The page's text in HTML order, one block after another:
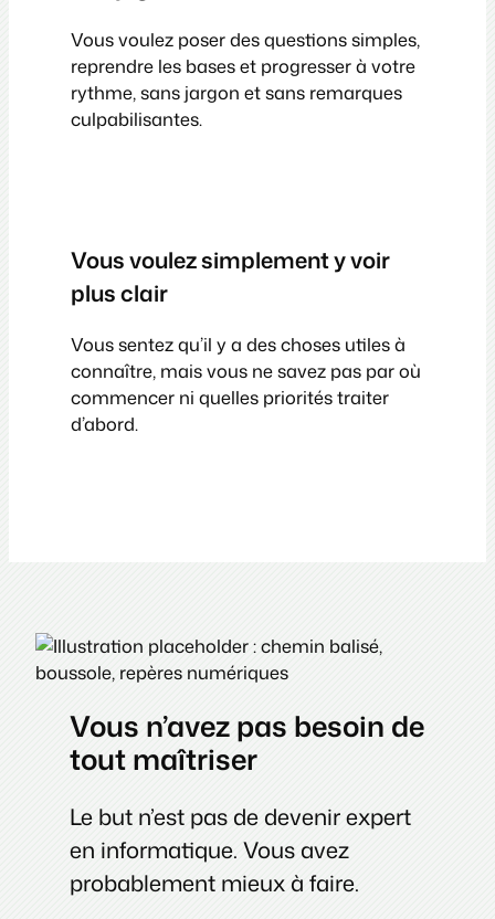
Vous voulez poser des questions simples,
reprendre les bases et progresser à votre
rythme, sans jargon et sans remarques
culpabilisantes.
Vous voulez simplement y voir
plus clair
Vous sentez qu’il y a des choses utiles à
connaître, mais vous ne savez pas par où
commencer ni quelles priorités traiter
d’abord.
Vous n’avez pas besoin de
tout maîtriser
Le but n’est pas de devenir expert
en informatique. Vous avez
probablement mieux à faire.